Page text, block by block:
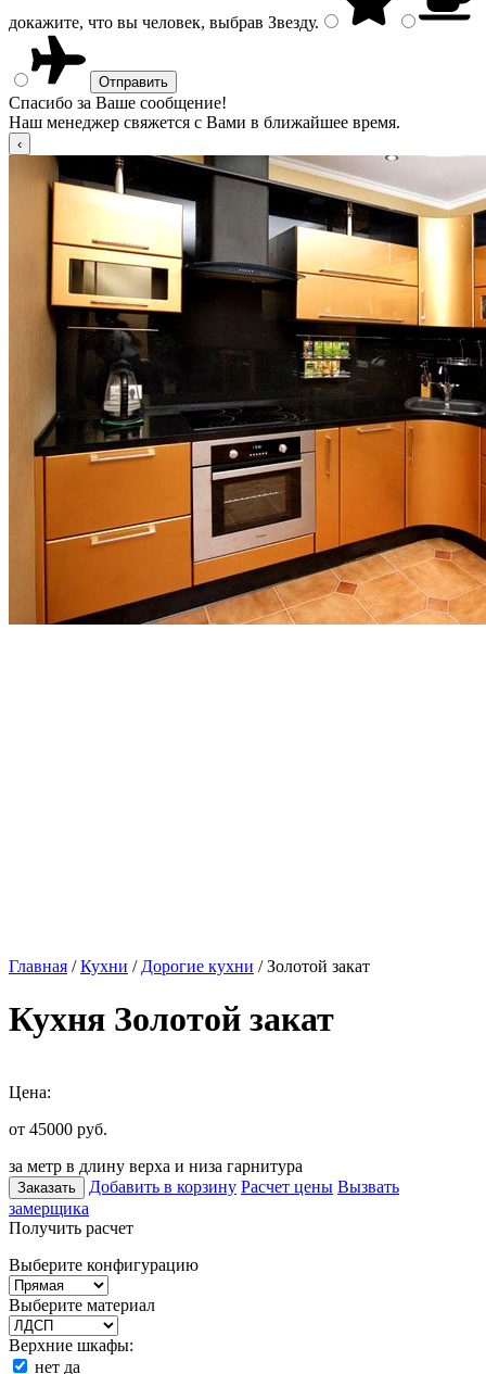
докажите, что вы человек, выбрав Звезду.
Спасибо за Ваше сообщение!
Наш менеджер свяжется с Вами в ближайшее время.
Главная /Кухни / Дорогие кухни / Золотой закат
Кухня Золотой закат
Цена:
от 45000 руб.
за метр в длину верха и низа гарнитура
Заказать Добавить в корзину Расчет цены Вызвать
замерщика
Получить расчет
Выберите конфигурацию
Выберите материал
Верхние шкафы:
нет да